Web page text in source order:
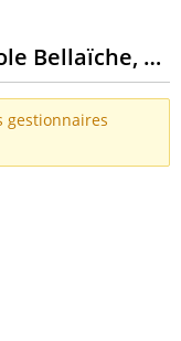
Portraits d'actrices - Carole Bellaïche, photographe
gestionnaires